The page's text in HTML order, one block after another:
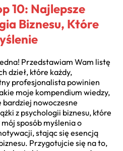
10: Najlepsze
Biznesu, Które
Przedstawiam Wam listę
dzieł, które każdy,
profesjonalista powinien
moje kompendium wiedzy,
nowoczesne
z psychologii biznesu, które
sposób myślenia o
stając się esencją
Przygotujcie się na to,